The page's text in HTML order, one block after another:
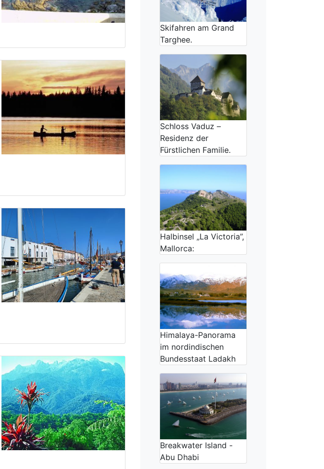
Skifahren am Grand
Targhee.
Schloss Vaduz –
Residenz der
Fürstlichen Familie.
Halbinsel „La Victoria”,
Mallorca:
Himalaya-Panorama
im nordindischen
Bundesstaat Ladakh
Breakwater Island -
Abu Dhabi